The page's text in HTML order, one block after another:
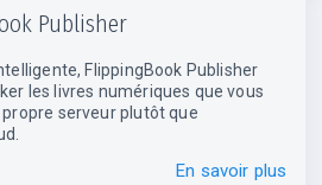
Publisher
FlippingBook Publisher
les livres numériques que vous
serveur plutôt que
En savoir plus